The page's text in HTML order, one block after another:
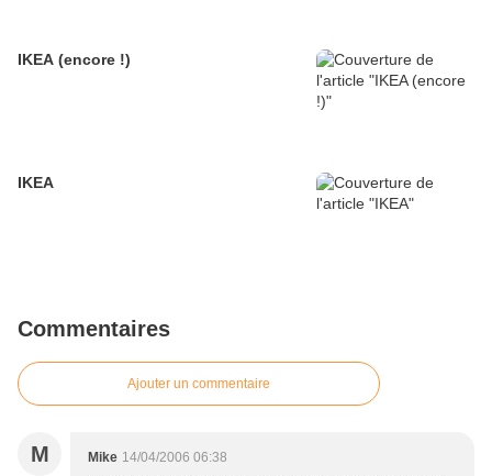
IKEA (encore !)
IKEA
Commentaires
Ajouter un commentaire
M Mike 14/04/2006 06:38